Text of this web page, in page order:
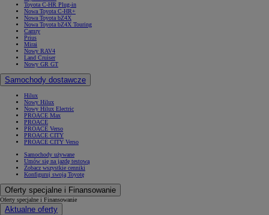
Toyota C-HR Plug-in
Nowa Toyota C-HR+
Nowa Toyota bZ4X
Nowa Toyota bZ4X Touring
Camry
Prius
Mirai
Nowy RAV4
Land Cruiser
Nowy GR GT
Samochody dostawcze
Hilux
Nowy Hilux
Nowy Hilux Electric
PROACE Max
PROACE
PROACE Verso
PROACE CITY
PROACE CITY Verso
Samochody używane
Umów się na jazdę testową
Zobacz wszystkie cenniki
Konfiguruj swoją Toyotę
Oferty specjalne i Finansowanie
Oferty specjalne i Finansowanie
Aktualne oferty